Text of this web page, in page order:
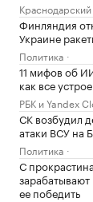
Финляндия
Украине
Политика
11 мифов об
как все
РБК и Yandex
СК возбудил
атаки ВСУ на
Политика
С
ее победить